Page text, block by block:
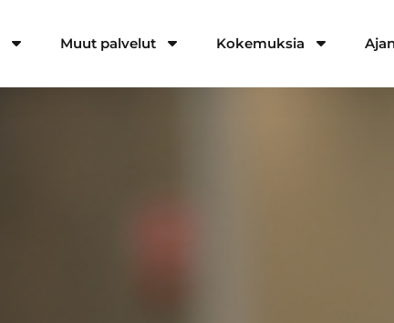
Muut palvelut Kokemuksia